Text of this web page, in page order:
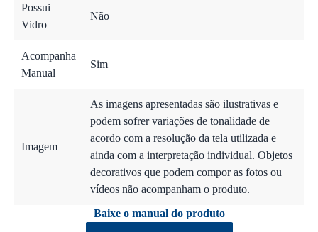
Possui
Vidro
Não
Acompanha
Manual
Sim
Imagem
As imagens apresentadas são ilustrativas e
podem sofrer variações de tonalidade de
acordo com a resolução da tela utilizada e
ainda com a interpretação individual. Objetos
decorativos que podem compor as fotos ou
vídeos não acompanham o produto.
Baixe o manual do produto